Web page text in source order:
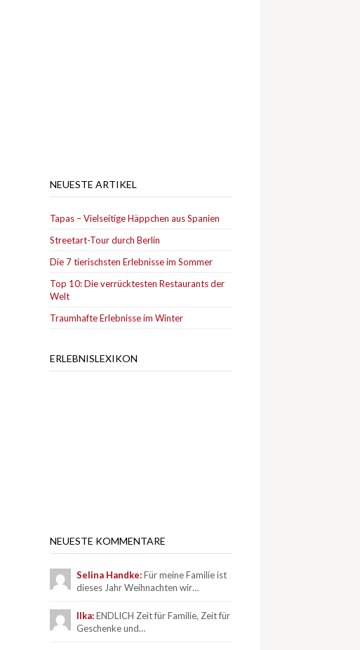
NEUESTE ARTIKEL
Tapas – Vielseitige Häppchen aus Spanien
Streetart-Tour durch Berlin
Die 7 tierischsten Erlebnisse im Sommer
Top 10: Die verrücktesten Restaurants der
Welt
Traumhafte Erlebnisse im Winter
ERLEBNISLEXIKON
NEUESTE KOMMENTARE
Selina Handke:Für meine Familie ist
dieses Jahr Weihnachten wir…
Ilka:ENDLICH Zeit für Familie, Zeit für
Geschenke und…